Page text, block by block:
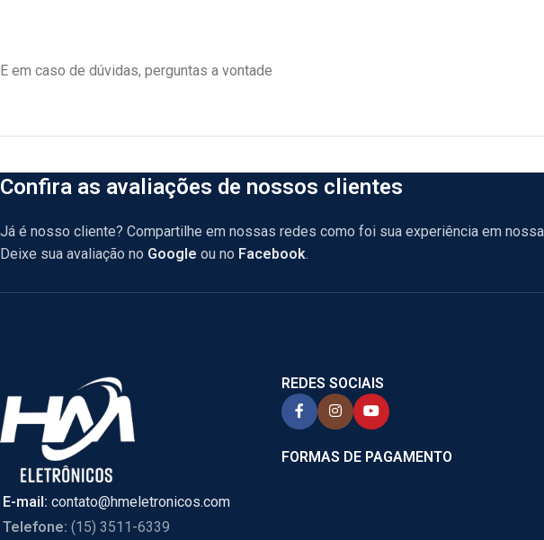
E em caso de dúvidas, perguntas a vontade
Confira as avaliações de nossos clientes
Já é nosso cliente? Compartilhe em nossas redes como foi sua experiência em
Deixe sua avaliação no Google ou no Facebook.
E-mail: contato@hmeletronicos.com
Telefone: (15) 3511-6339
REDES SOCIAIS
FORMAS DE PAGAMENTO